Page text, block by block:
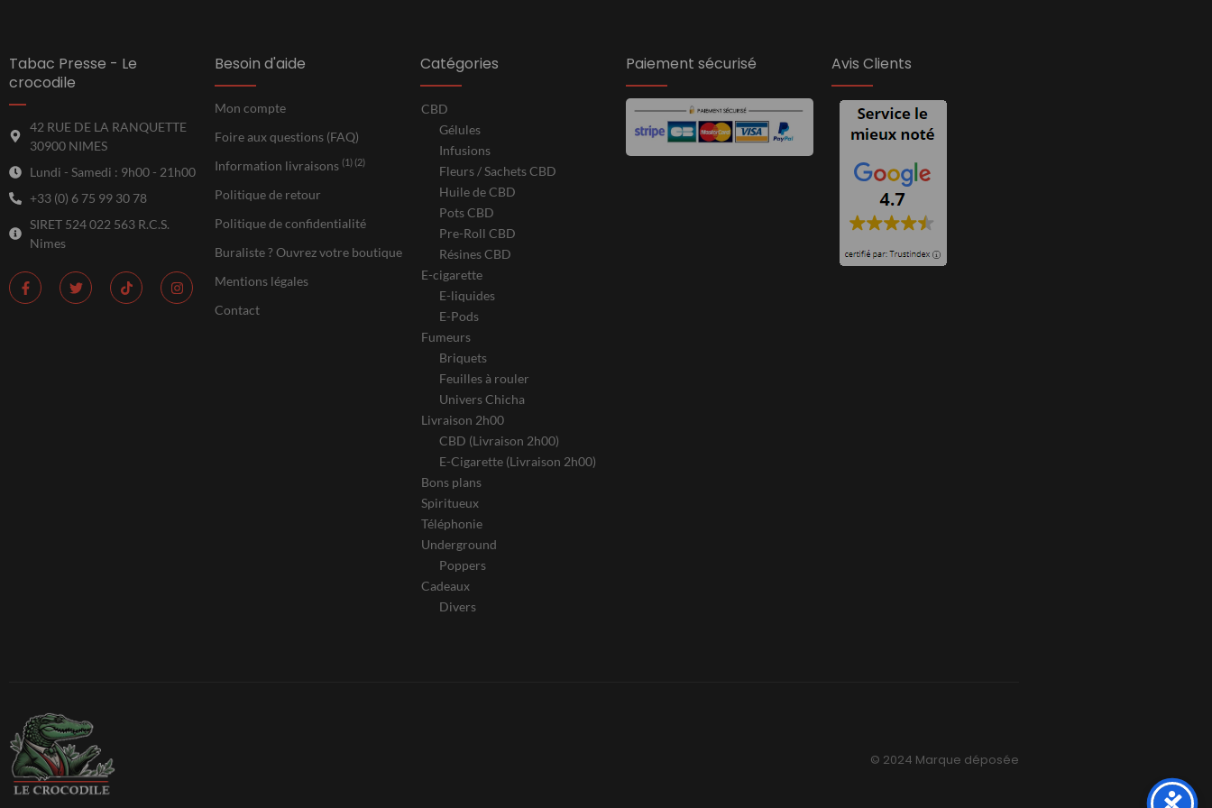
Tabac Presse - Le
crocodile
42 RUE DE LA RANQUETTE
30900 NIMES
Lundi - Samedi : 9h00 - 21h00
+33 (0) 6 75 99 30 78
SIRET 524 022 563 R.C.S.
Nimes
Besoin d'aide
Mon compte
Foire aux questions (FAQ)
Information livraisons (1) (2)
Politique de retour
Politique de confidentialité
Buraliste ? Ouvrez votre boutique
Mentions légales
Contact
Catégories
CBD
Gélules
Infusions
Fleurs / Sachets CBD
Huile de CBD
Pots CBD
Pre-Roll CBD
Résines CBD
E-cigarette
E-liquides
E-Pods
Fumeurs
Briquets
Feuilles à rouler
Univers Chicha
Livraison 2h00
CBD (Livraison 2h00)
E-Cigarette (Livraison 2h00)
Bons plans
Spiritueux
Téléphonie
Underground
Poppers
Cadeaux
Divers
Paiement sécurisé Avis Clients
© 2024 Marque déposée